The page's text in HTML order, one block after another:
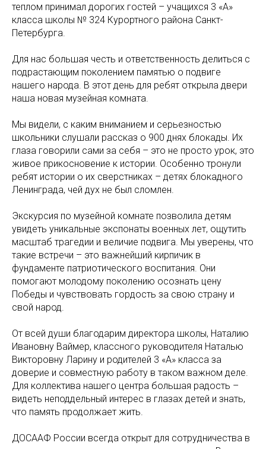
теплом принимал дорогих гостей – учащихся 3 «А»
класса школы № 324 Курортного района Санкт-
Петербурга.
Для нас большая честь и ответственность делиться с
подрастающим поколением памятью о подвиге
нашего народа. В этот день для ребят открыла двери
наша новая музейная комната.
Мы видели, с каким вниманием и серьезностью
школьники слушали рассказ о 900 днях блокады. Их
глаза говорили сами за себя – это не просто урок, это
живое прикосновение к истории. Особенно тронули
ребят истории о их сверстниках – детях блокадного
Ленинграда, чей дух не был сломлен.
Экскурсия по музейной комнате позволила детям
увидеть уникальные экспонаты военных лет, ощутить
масштаб трагедии и величие подвига. Мы уверены, что
такие встречи – это важнейший кирпичик в
фундаменте патриотического воспитания. Они
помогают молодому поколению осознать цену
Победы и чувствовать гордость за свою страну и
свой народ.
От всей души благодарим директора школы, Наталию
Ивановну Ваймер, классного руководителя Наталью
Викторовну Ларину и родителей 3 «А» класса за
доверие и совместную работу в таком важном деле.
Для коллектива нашего центра большая радость –
видеть неподдельный интерес в глазах детей и знать,
что память продолжает жить.
ДОСААФ России всегда открыт для сотрудничества в